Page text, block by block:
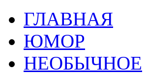
ГЛАВНАЯ
ЮМОР
НЕОБЫЧНОЕ